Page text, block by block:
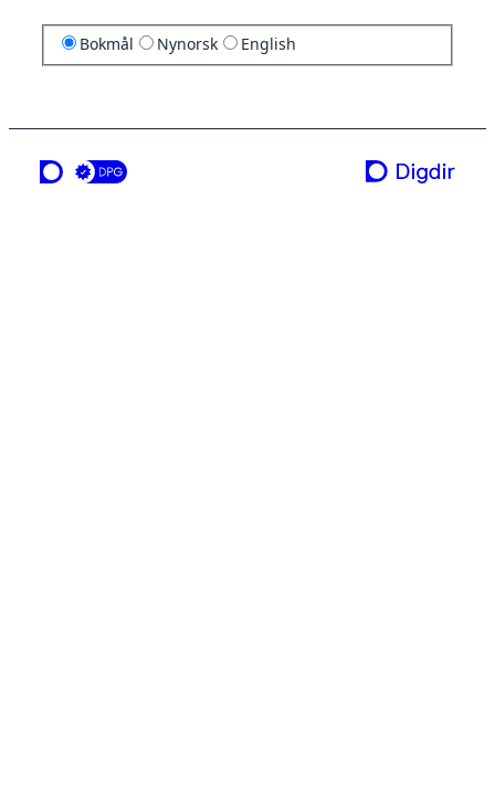
Bokmål Nynorsk English